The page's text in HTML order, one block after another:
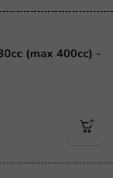
(max 400cc) -